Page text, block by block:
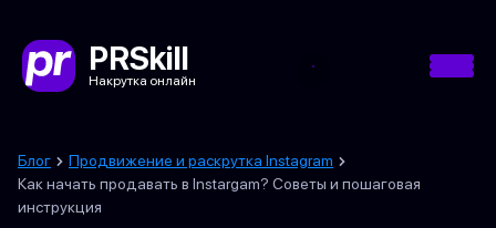
PRSkill
Накрутка онлайн
Блог
Продвижение и раскрутка Instagram
Как начать продавать в Instargam? Советы и пошаговая
инструкция